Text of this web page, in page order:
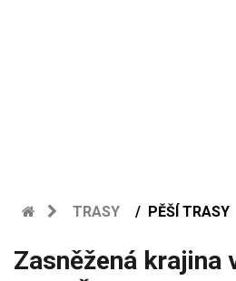
TRASY PĚŠÍ TRASY
Zasněžená krajina